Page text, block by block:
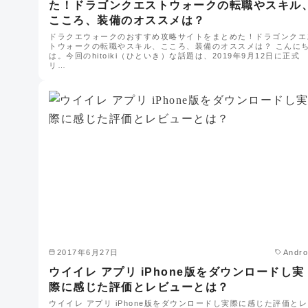
た！ドラゴンクエストウォークの転職やスキル、
こころ、装備のオススメは？
ドラクエウォークのおすすめ攻略サイトをまとめた！ドラゴンクエ
トウォークの転職やスキル、こころ、装備のオススメは？ こんにち
は。今回のhitoiki（ひといき）な話題は、2019年9月12日に正式
リ…
2017年6月27日
ウイイレ アプリ iPhone版をダウンロードし実
際に感じた評価とレビューとは？
ウイイレ アプリ iPhone版をダウンロードし実際に感じた評価とレ